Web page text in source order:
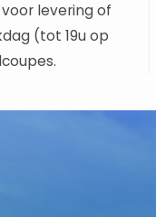
levering of
(tot 19u op